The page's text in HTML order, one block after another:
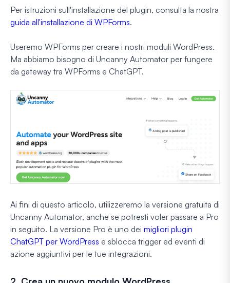
Per istruzioni sull'installazione del plugin, consulta la nostra
guida all'installazione di WPForms.
Useremo WPForms per creare i nostri moduli WordPress.
Ma abbiamo bisogno di Uncanny Automator per fungere
da gateway tra WPForms e ChatGPT.
Ai fini di questo articolo, utilizzeremo la versione gratuita di
Uncanny Automator, anche se potresti voler passare a Pro
in seguito. La versione Pro è uno dei migliori plugin
ChatGPT per WordPress e sblocca trigger ed eventi di
azione aggiuntivi per le tue integrazioni.